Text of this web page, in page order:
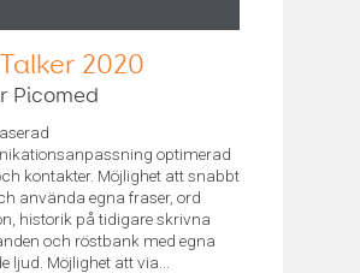
Talker 2020
Picomed
optimerad
kontakter. Möjlighet att snabbt
använda egna fraser, ord
historik på tidigare skrivna
och röstbank med egna
ljud. Möjlighet att via...